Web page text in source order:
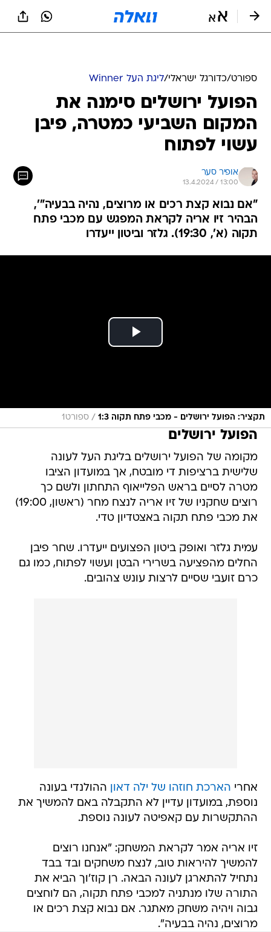
ספורט/כדורגל ישראלי/ליגת העל Winner
הפועל ירושלים סימנה את
המקום השביעי כמטרה, פיבן
עשוי לפתוח
אופיר סער
13.4.2024 / 13:00
"אם נבוא קצת רכים או מרוצים, נהיה בבעיה"',
הבהיר זיו אריה לקראת המפגש עם מכבי פתח
תקוה (א', 19:30). גלזר וביטון ייעדרו
תקציר: הפועל ירושלים - מכבי פתח תקוה 1:3 / ספורט1
הפועל ירושלים
מקומה של הפועל ירושלים בליגת העל לעונה
שלישית ברציפות די מובטח, אך במועדון הציבו
מטרה לסיים בראש הפלייאוף התחתון ולשם כך
רוצים שחקניו של זיו אריה לנצח מחר (ראשון, 19:00)
את מכבי פתח תקוה באצטדיון טדי.
עמית גלזר ואופק ביטון הפצועים ייעדרו. שחר פיבן
החלים מהפציעה בשרירי הבטן ועשוי לפתוח, כמו גם
כרם זועבי שסיים לרצות עונש צהובים.
אחרי הארכת חוזהו של ילה דאון ההולנדי בעונה
נוספת, במועדון עדיין לא התקבלה באם להמשיך את
ההתקשרות עם קאפיטה לעונה נוספת.
זיו אריה אמר לקראת המשחק: "אנחנו רוצים
להמשיך להיראות טוב, לנצח משחקים ובד בבד
נתחיל להתארגן לעונה הבאה. רן קוז'וך הביא את
התורה שלו מנתניה למכבי פתח תקוה, הם לוחצים
גבוה ויהיה משחק מאתגר. אם נבוא קצת רכים או
מרוצים, נהיה בבעיה".